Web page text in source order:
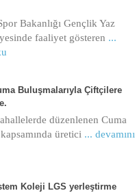
Bakanlığı Gençlik Yaz
faaliyet gösteren ...
Buluşmalarıyla Çiftçilere
düzenlenen Cuma
üretici ... devamını
Koleji LGS yerleştirme